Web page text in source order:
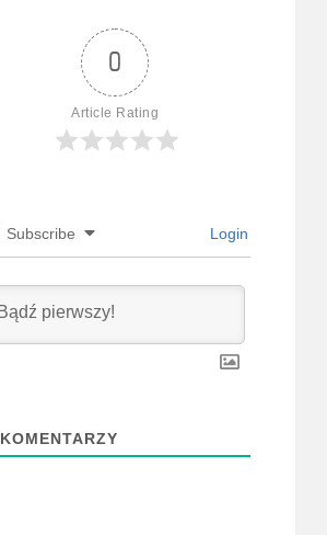
0
Article Rating
Subscribe Login
KOMENTARZY